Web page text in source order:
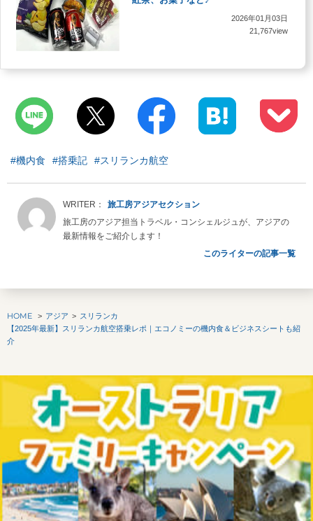
2026年01月03日
21,767view
#機内食 #搭乗記 #スリランカ航空
旅工房アジアセクション
旅工房のアジア担当トラベル・コンシェルジュが、アジアの
最新情報をご紹介します！
このライターの記事一覧
HOME アジア
スリランカ
【2025年最新】スリランカ航空搭乗レポ｜エコノミーの機内食＆ビジネスシートも紹
介